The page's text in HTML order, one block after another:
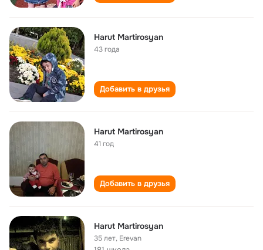
Harut Martirosyan
43 года
Добавить в друзья
Harut Martirosyan
41 год
Добавить в друзья
Harut Martirosyan
35 лет, Erevan